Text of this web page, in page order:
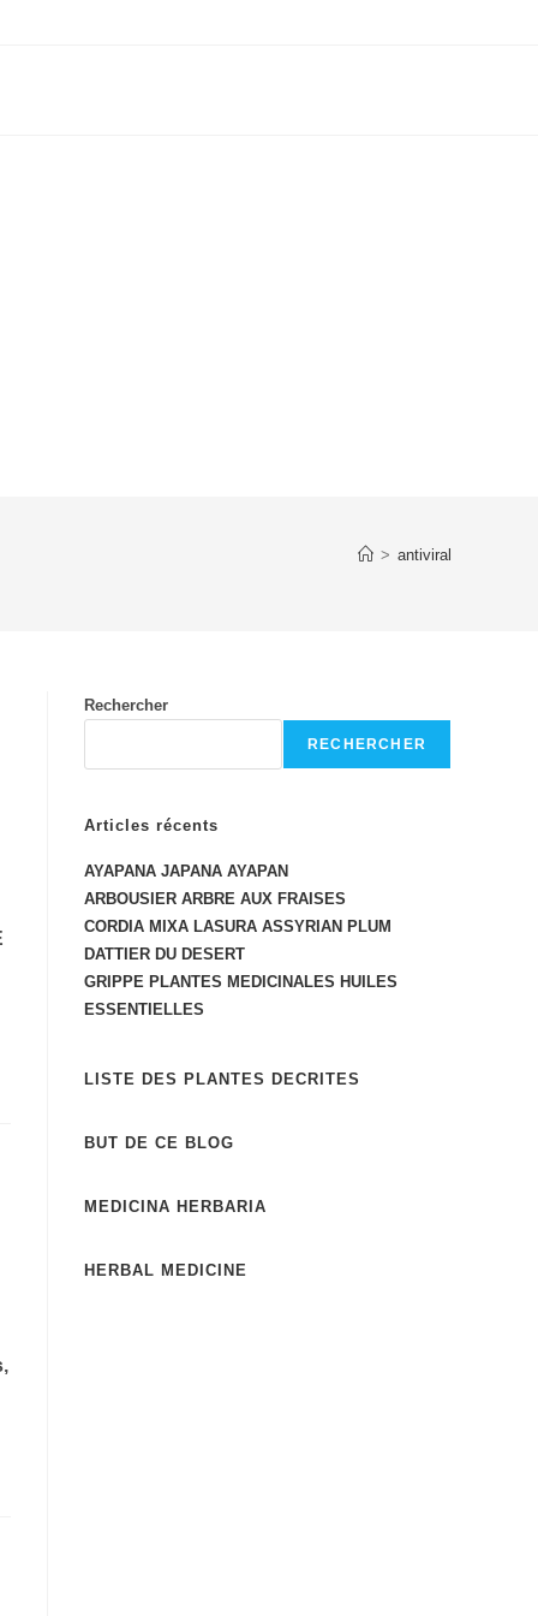
> antiviral
Rechercher
RECHERCHER
Articles récents
AYAPANA JAPANA AYAPAN
ARBOUSIER ARBRE AUX FRAISES
CORDIA MIXA LASURA ASSYRIAN PLUM
DATTIER DU DESERT
GRIPPE PLANTES MEDICINALES HUILES
ESSENTIELLES
LISTE DES PLANTES DECRITES
BUT DE CE BLOG
MEDICINA HERBARIA
HERBAL MEDICINE